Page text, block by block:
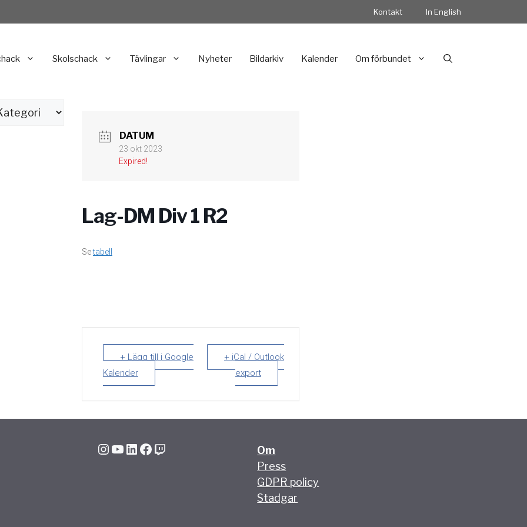
Kontakt In English
Skolschack Tävlingar Nyheter Bildarkiv Kalender Om förbundet
DATUM
23 okt 2023
Expired!
Lag-DM Div 1 R2
Setabell
+ Lägg till i Google
Kalender
+ iCal / Outlook
export
InstagramYouTube LinkedIn Facebook Twitch
Om
Press
GDPR policy
Stadgar